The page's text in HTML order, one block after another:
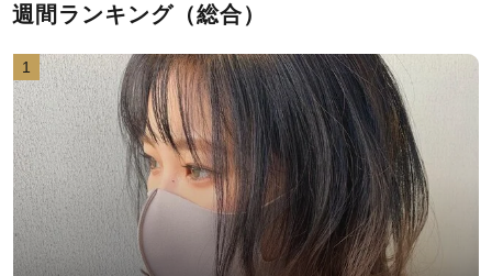
週間ランキング（総合）
1